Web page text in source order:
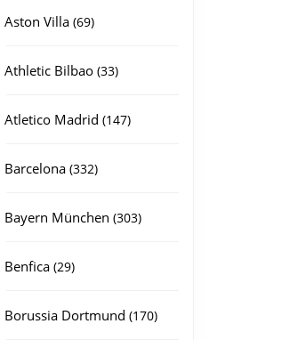
Aston Villa 6969
Athletic Bilbao 3333
Atletico Madrid 147147
Barcelona 332332
Bayern München 303303
Benfica 2929
Borussia Dortmund 170170